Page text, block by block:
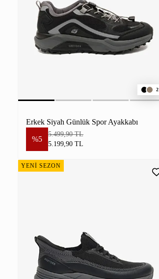
2
Erkek Siyah Günlük Spor Ayakkabı
%5
5.499,90 TL
5.199,90 TL
YENİ SEZON